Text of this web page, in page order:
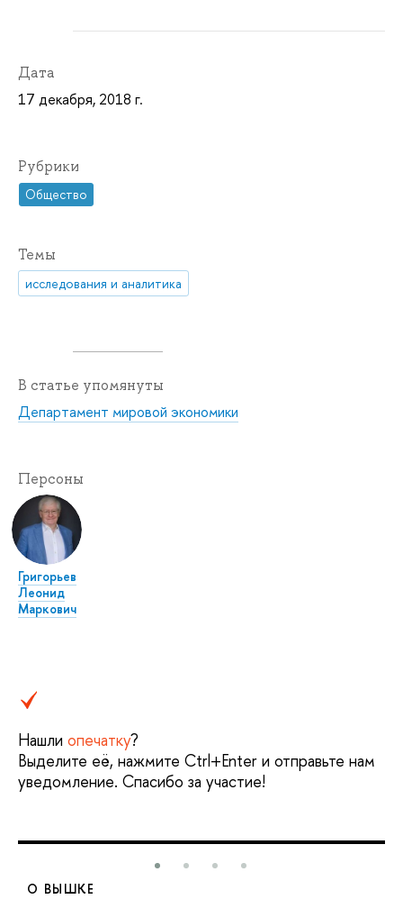
Дата
17 декабря, 2018 г.
Рубрики
Общество
Темы
исследования и аналитика
В статье упомянуты
Департамент мировой экономики
Персоны
Григорьев
Леонид
Маркович
Нашли опечатку?
Выделите её, нажмите Ctrl+Enter и отправьте нам
уведомление. Спасибо за участие!
О ВЫШКЕ